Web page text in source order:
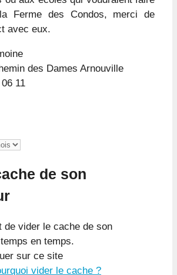
Ferme des Condos, merci de
avec eux.
des Dames Arnouville
11
de son
de vider le cache de son
en temps.
sur ce site
vider le cache ?